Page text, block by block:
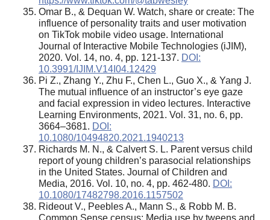
Omar B., & Dequan W. Watch, share or create: The
influence of personality traits and user motivation
on TikTok mobile video usage. International
Journal of Interactive Mobile Technologies (iJIM),
2020. Vol. 14, no. 4, pp. 121-137. DOI:
10.3991/IJIM.V14I04.12429
Pi Z., Zhang Y., Zhu F., Chen L., Guo X., & Yang J.
The mutual influence of an instructor’s eye gaze
and facial expression in video lectures. Interactive
Learning Environments, 2021. Vol. 31, no. 6, pp.
3664–3681. DOI:
10.1080/10494820.2021.1940213
Richards M. N., & Calvert S. L. Parent versus child
report of young children’s parasocial relationships
in the United States. Journal of Children and
Media, 2016. Vol. 10, no. 4, pp. 462-480. DOI:
10.1080/17482798.2016.1157502
Rideout V., Peebles A., Mann S., & Robb M. B.
Common Sense census: Media use by tweens and